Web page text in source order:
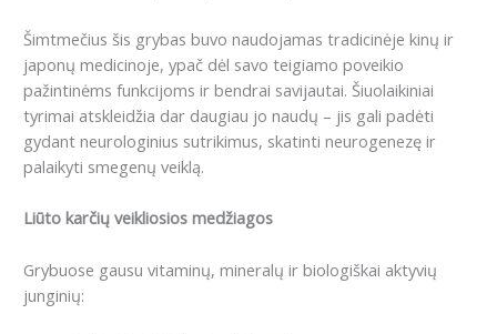
Šimtmečius šis grybas buvo naudojamas tradicinėje kinų ir
japonų medicinoje, ypač dėl savo teigiamo poveikio
pažintinėms funkcijoms ir bendrai savijautai. Šiuolaikiniai
tyrimai atskleidžia dar daugiau jo naudų – jis gali padėti
gydant neurologinius sutrikimus, skatinti neurogenezę ir
palaikyti smegenų veiklą.
Liūto karčių veikliosios medžiagos
Grybuose gausu vitaminų, mineralų ir biologiškai aktyvių
junginių: